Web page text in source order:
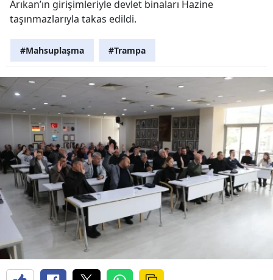
Arıkan’ın girişimleriyle devlet binaları Hazine
taşınmazlarıyla takas edildi.
#Mahsuplaşma #Trampa